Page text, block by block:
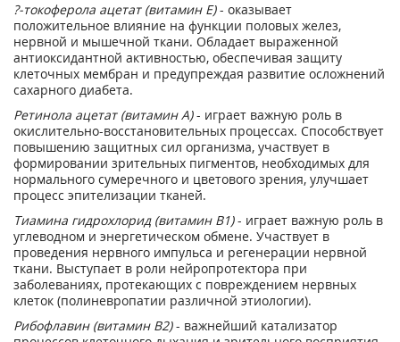
?-токоферола ацетат (витамин Е)- оказывает
положительное влияние на функции половых желез,
нервной и мышечной ткани. Обладает выраженной
антиоксидантной активностью, обеспечивая защиту
клеточных мембран и предупреждая развитие осложнений
сахарного диабета.
Ретинола ацетат (витамин А)- играет важную роль в
окислительно-восстановительных процессах. Способствует
повышению защитных сил организма, участвует в
формировании зрительных пигментов, необходимых для
нормального сумеречного и цветового зрения, улучшает
процесс эпителизации тканей.
Тиамина гидрохлорид (витамин В1)- играет важную роль в
углеводном и энергетическом обмене. Участвует в
проведения нервного импульса и регенерации нервной
ткани. Выступает в роли нейропротектора при
заболеваниях, протекающих с повреждением нервных
клеток (полиневропатии различной этиологии).
Рибофлавин (витамин В2)- важнейший катализатор